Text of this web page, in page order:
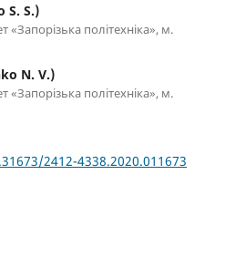
S. S.)
«Запорізька політехніка», м.
N. V.)
«Запорізька політехніка», м.
2412-4338.2020.011673